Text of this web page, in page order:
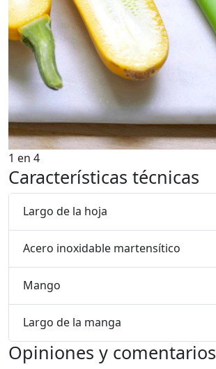
1 en 4
Características técnicas
Largo de la hoja
Acero inoxidable martensítico
Mango
Largo de la manga
Opiniones y comentarios